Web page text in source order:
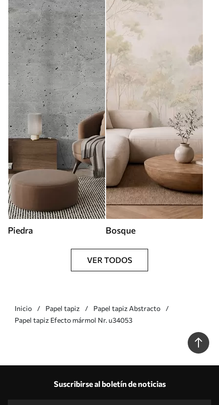
Piedra Bosque
VER TODOS
Inicio Papel tapiz
Papel tapiz Abstracto
Papel tapiz Efecto mármol Nr. u34053
Suscribirse al boletín de noticias